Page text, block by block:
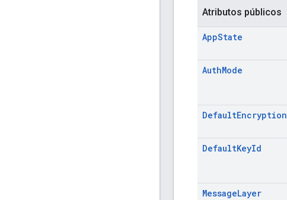
Atributos públicos
AppState
AuthMode
DefaultEncryption
DefaultKeyId
MessageLayer